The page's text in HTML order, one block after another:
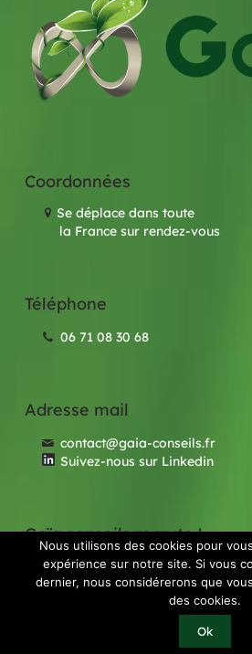
Coordonnées
Se déplace dans toute
la France sur rendez-vous
Téléphone
06 71 08 30 68
Adresse mail
contact@gaia-conseils.fr
Suivez-nous sur Linkedin
Gaïa conseils recrute !
Nos offres d'emploi
Mention
Nous utilisons des cookies pour
expérience sur notre site. Si vous
dernier, nous considérerons que
des cookies.
Ok